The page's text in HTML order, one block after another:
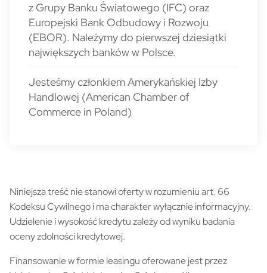
z Grupy Banku Światowego (IFC) oraz
Europejski Bank Odbudowy i Rozwoju
(EBOR). Należymy do pierwszej dziesiątki
największych banków w Polsce.
Jesteśmy członkiem Amerykańskiej Izby
Handlowej (American Chamber of
Commerce in Poland)
MŚP - Strona główna nota
Niniejsza treść nie stanowi oferty w rozumieniu art. 66
Kodeksu Cywilnego i ma charakter wyłącznie informacyjny.
Udzielenie i wysokość kredytu zależy od wyniku badania
oceny zdolności kredytowej.
Finansowanie w formie leasingu oferowane jest przez